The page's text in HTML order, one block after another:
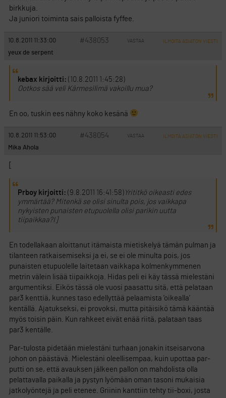
birkkuja.
Ja juniori toiminta sais palloista fyffee.
10.8.2011 11:33:00 #438053 VASTAA ILMOITA ASIATON VIESTI
yeux de serpent
kebax kirjoitti: (10.8.2011 1:45:28)
Ootkos sää veli Kärmesilimä vakoillu mua?
En oo, tuskin ees nähny koko kesänä
10.8.2011 11:53:00 #438054 VASTAA ILMOITA ASIATON VIESTI
Mika Ahola
Prboy kirjoitti: (9.8.2011 16:41:58) Yrititkö oikeasti edes
ymmärtää? Mitenkä se olisi sinulta pois, jos vaikkapa
nykyisten punaisten etupuolella olisi parikin uutta
tiipaikkaa?I]
En todellakaan aloittanut itämaista mietiskelyä tämän pulman ja
tilanteen ratkaisemiseksi ja ei, se ei ole minulta pois, jos
punaisten etupuolelle laitetaan vaikkapa kolmenkymmenen
metrin välein lisää tiipaikkoja. Hidas peli ei käy tässä mielestäni
argumentiksi. Eikös tässä ole vuosi paasattu sitä, että pelataan
par3 kenttiä, kunnes taso edellyttää pelaamista ’oikealla’
kentällä. Ajatukseksi, ei provoksi, mutta pitäisikö tämä kääntää
myös toisin päin. Kun rahkeet eivät enää riitä, palataan taas
par3 kentälle.
Par-tulosta pidetään mielestäni turhaan jonakin itseisarvona
johon on päästävä. Mielestäni oleellisempaa, kuin upottaa par-
putti on se, että avauksen jälkeen pallon on mahdolista olla
pelattavalla paikalla ja pystyn lyömään oman tasoni mukaisia
jatkolyöntejä ja peli etenee. Griinin kanttiin tehty tii-boxi, josta